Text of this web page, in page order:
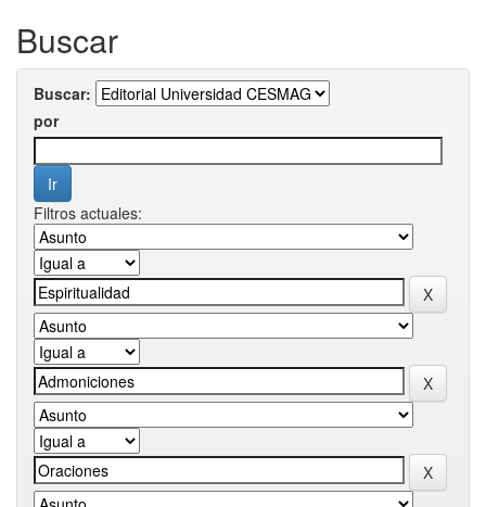
Buscar
Buscar:
por
Filtros actuales: